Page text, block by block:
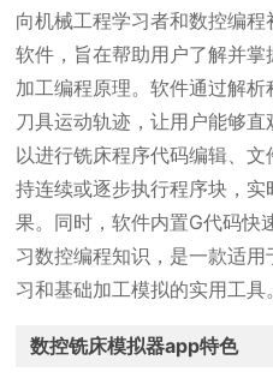
向机械工程学习者和数控编
软件，旨在帮助用户了解并
加工编程原理。软件通过解
刀具运动轨迹，让用户能够
以进行铣床程序代码编辑、
持连续或逐步执行程序块，
果。同时，软件内置G代码快
习数控编程知识，是一款适
习和基础加工模拟的实用工具。
数控铣床模拟器app特色